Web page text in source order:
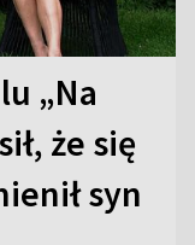
„Na
że się
syn